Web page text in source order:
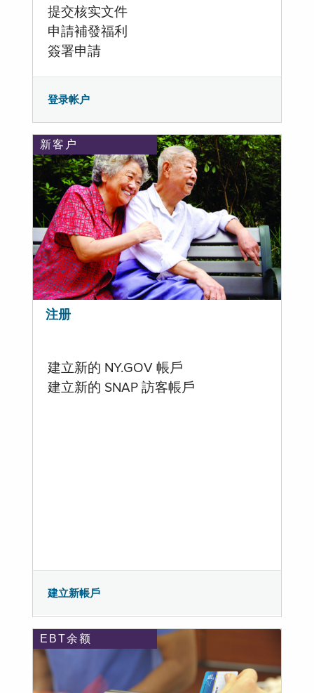
提交核实文件
申請補發福利
簽署申請
登录帐户
新客户
注册
建立新的 NY.GOV 帳戶
建立新的 SNAP 訪客帳戶
建立新帳戶
EBT余额